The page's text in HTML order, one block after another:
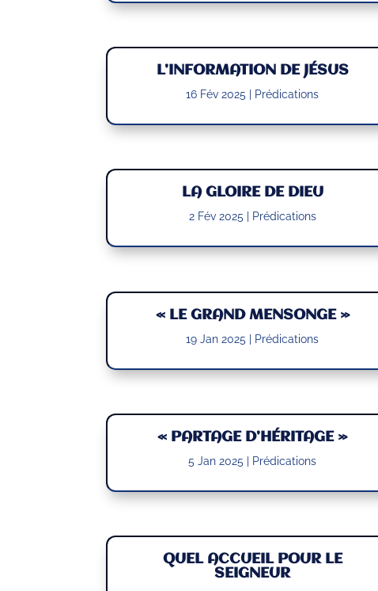
L’INFORMATION DE JÉSUS
16 Fév 2025 Prédications
LA GLOIRE DE DIEU
2 Fév 2025 Prédications
« LE GRAND MENSONGE »
19 Jan 2025 | Prédications
« PARTAGE D’HÉRITAGE »
5 Jan 2025 Prédications
QUEL ACCUEIL POUR LE
SEIGNEUR